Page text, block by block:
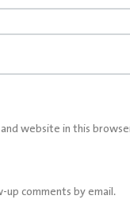
and website in this
comments by email.